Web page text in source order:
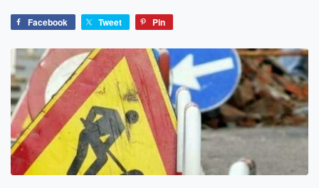
Facebook Tweet Pin